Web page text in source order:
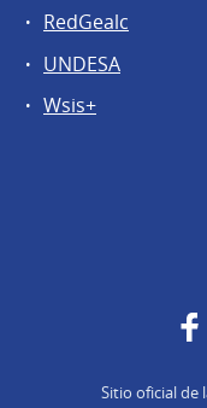
RedGealc
UNDESA
Wsis+
Sitio oficial de